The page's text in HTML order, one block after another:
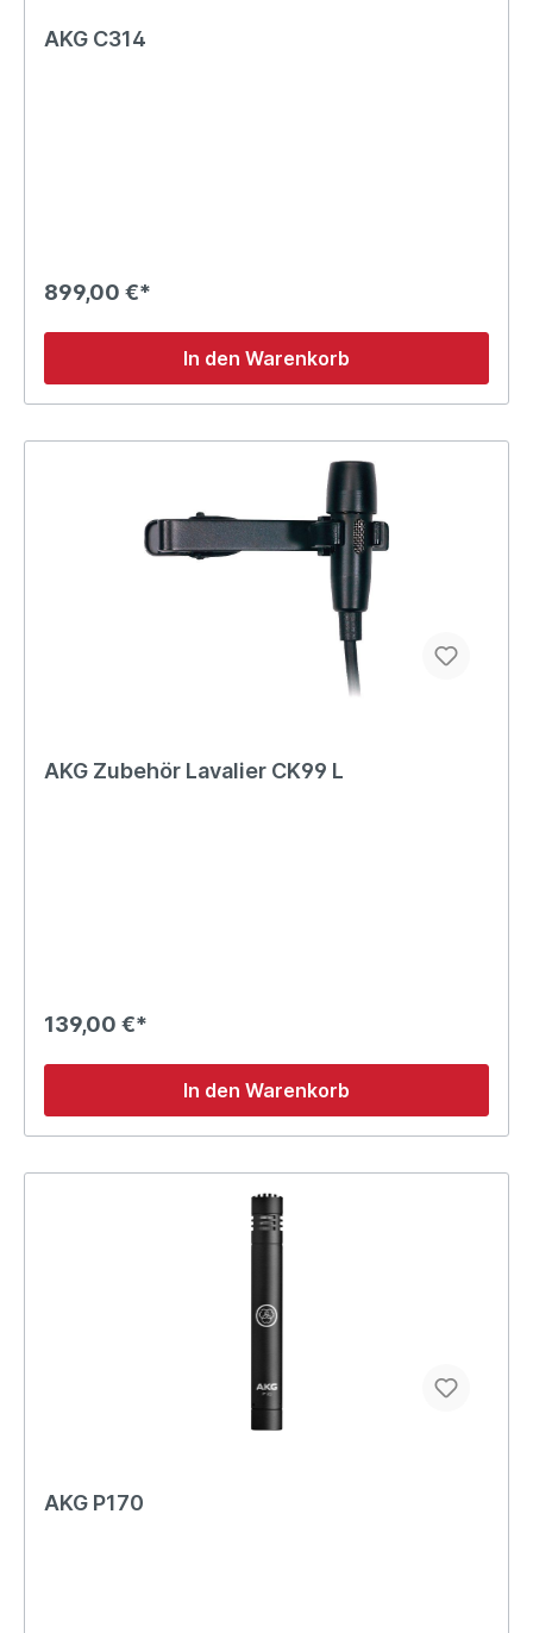
AKG C314
899,00 €*
In den Warenkorb
AKG Zubehör Lavalier CK99 L
139,00 €*
In den Warenkorb
AKG P170